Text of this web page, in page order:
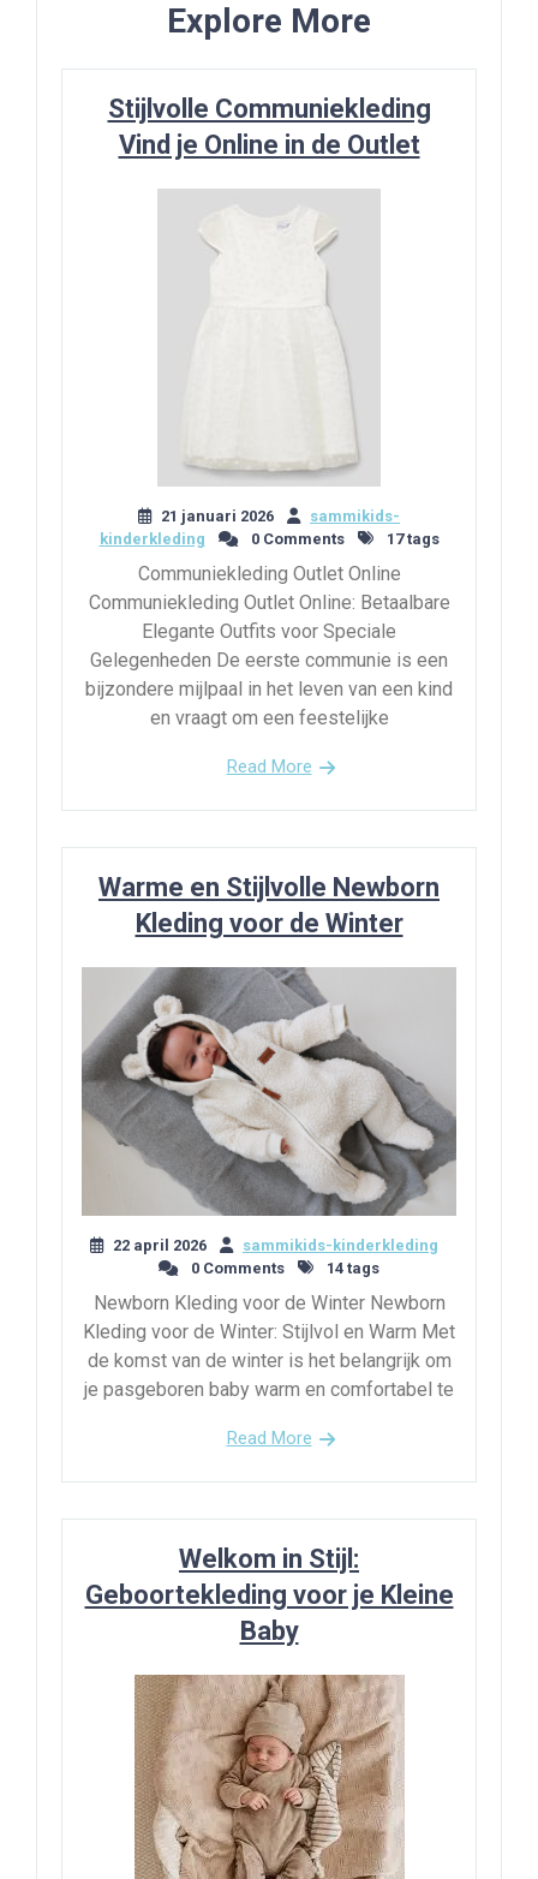
Explore More
Stijlvolle Communiekleding
Vind je Online in de Outlet
21 januari 2026
sammikids-
kinderkleding
0 Comments 17 tags
Communiekleding Outlet Online
Communiekleding Outlet Online: Betaalbare
Elegante Outfits voor Speciale
Gelegenheden De eerste communie is een
bijzondere mijlpaal in het leven van een kind
en vraagt om een feestelijke
Read More
Warme en Stijlvolle Newborn
Kleding voor de Winter
22 april 2026
sammikids-kinderkleding
0 Comments
14 tags
Newborn Kleding voor de Winter Newborn
Kleding voor de Winter: Stijlvol en Warm Met
de komst van de winter is het belangrijk om
je pasgeboren baby warm en comfortabel te
Read More
Welkom in Stijl:
Geboortekleding voor je Kleine
Baby